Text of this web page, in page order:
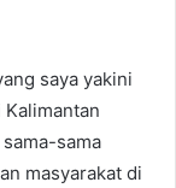
saya yakini
sama
masyarakat di